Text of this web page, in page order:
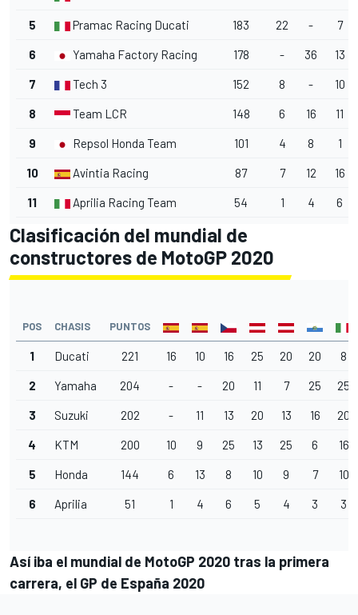
5 Pramac Racing Ducati 183 22 - 7
6 Yamaha Factory Racing 178 - 36 13
7 Tech 3 152 8 - 10
8 Team LCR 148 6 16 11
9 Repsol Honda Team 101 4 8 1
10 Avintia Racing 87 7 12 16
11 Aprilia Racing Team 54 1 4 6
Clasificación del mundial de
constructores de MotoGP 2020
POS CHASIS PUNTOS
1 Ducati 221 16 10 16 25 20 20 8
2 Yamaha 204 - - 20 11 7 25 25
3 Suzuki 202 - 11 13 20 13 16 20
4 KTM 200 10 9 25 13 25 6 16
5 Honda 144 6 13 8 10 9 7 10
6 Aprilia 51 1 4 6 5 4 3 3
Así iba el mundial de MotoGP 2020 tras la primera
carrera, el GP de España 2020